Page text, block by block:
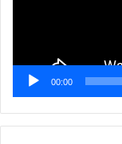
00:00